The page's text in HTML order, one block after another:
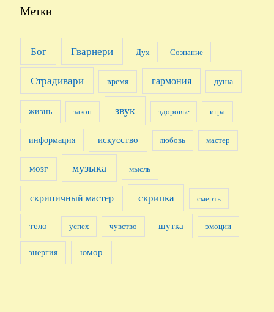
c
f
:
Метки
Бог Гварнери Дух Сознание
Страдивари время гармония душа
жизнь закон звук здоровье игра
информация искусство любовь мастер
мозг музыка мысль
скрипичный мастер скрипка смерть
тело успех чувство шутка эмоции
энергия юмор